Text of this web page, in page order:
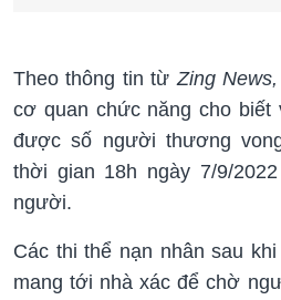
Theo thông tin từ Zing News,
cơ quan chức năng cho biết
được số người thương
thời gian 18h ngày 7/9/
người.
Các thi thể nạn nhân sau
mang tới nhà xác để chờ